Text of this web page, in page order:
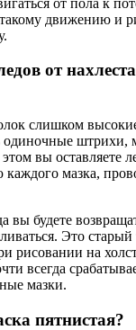
такому движению и
от
слишком
одиночные штрихи,
вы оставляете
каждого мазка,
вы будете
Это
рисовании на
всегда
мазки.
пятнистая?